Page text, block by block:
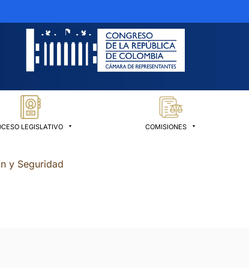
LEGISLATIVO COMISIONES
y Seguridad